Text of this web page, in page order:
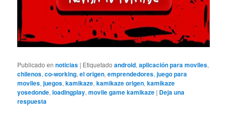
Publicado en noticias | Etiquetado android,aplicación para moviles,
chilenos,co-working,el origen,emprendedores,juego para
moviles,juegos,kamikaze,kamikaze origen,kamikaze
yosedonde,loadingplay,movile game kamikaze | Deja una
respuesta